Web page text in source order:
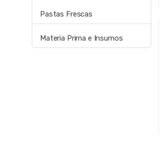
Pastas Frescas
Materia Prima e Insumos